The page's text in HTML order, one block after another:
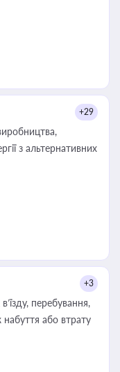
+29
з альтернативних
+3
перебування,
або втрату